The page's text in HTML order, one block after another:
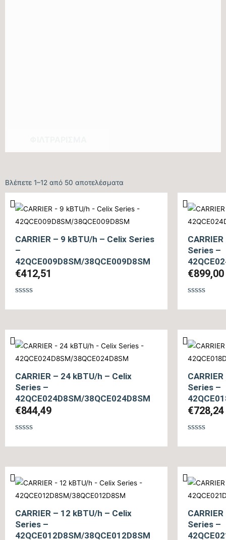
Βλέπετε 1–12 από 50 αποτελέσματα
CARRIER – 9 kBTU/h – Celix Series
–
42QCE009D8SM/38QCE009D8SM
€412,51
με
από
Series –
€899,00
με
από
CARRIER – 24 kBTU/h – Celix
Series –
42QCE024D8SM/38QCE024D8SM
€844,49
με
από
Series –
€728,24
με
από
CARRIER – 12 kBTU/h – Celix
Series –
42QCE012D8SM/38QCE012D8SM
Series –